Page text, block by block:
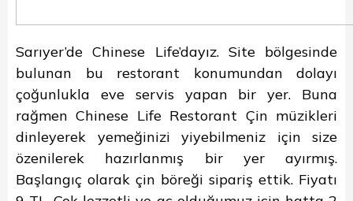
Sarıyer’de Chinese Life’dayız. Site bölgesinde
bulunan bu restorant konumundan dolayı
çoğunlukla eve servis yapan bir yer. Buna
rağmen Chinese Life Restorant Çin müzikleri
dinleyerek yemeğinizi yiyebilmeniz için size
özenilerek hazırlanmış bir yer ayırmış.
Başlangıç olarak çin böreği sipariş ettik. Fiyatı